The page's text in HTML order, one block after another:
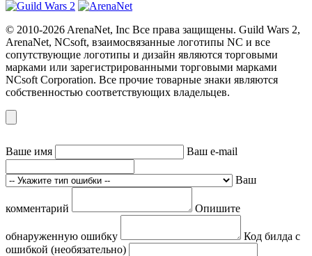
© 2010-2026 ArenaNet, Inc Все права защищены. Guild Wars 2,
ArenaNet, NCsoft, взаимосвязанные логотипы NC и все
сопутствующие логотипы и дизайн являются торговыми
марками или зарегистрированными торговыми марками
NCsoft Corporation. Все прочие товарные знаки являются
собственностью соответствующих владельцев.
Ваше имя Ваш e-mail
Ваш
комментарий Опишите
обнаруженную ошибку
Код билда с
ошибкой (необязательно)